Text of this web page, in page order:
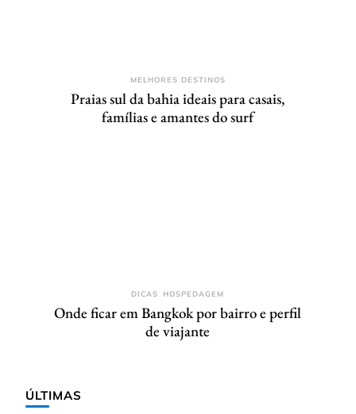
MELHORES DESTINOS
Praias sul da bahia ideais para casais,
famílias e amantes do surf
DICAS HOSPEDAGEM
Onde ficar em Bangkok por bairro e perfil
de viajante
ÚLTIMAS